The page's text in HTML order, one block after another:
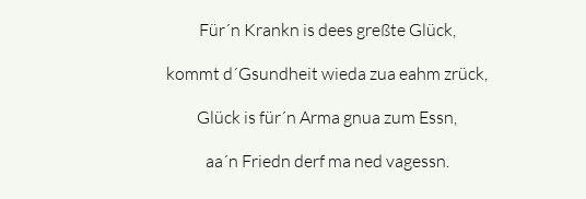
Für´n Krankn is dees greßte Glück,
kommt d´Gsundheit wieda zua eahm zrück,
Glück is für´n Arma gnua zum Essn,
aa´n Friedn derf ma ned vagessn.